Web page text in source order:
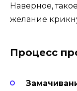
Наверное,
желание
Процесс